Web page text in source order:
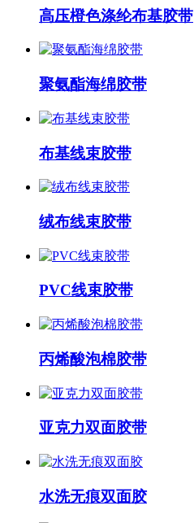
高压橙色涤纶布基胶带
聚氨酯海绵胶带
布基线束胶带
绒布线束胶带
PVC线束胶带
丙烯酸泡棉胶带
亚克力双面胶带
水洗无痕双面胶